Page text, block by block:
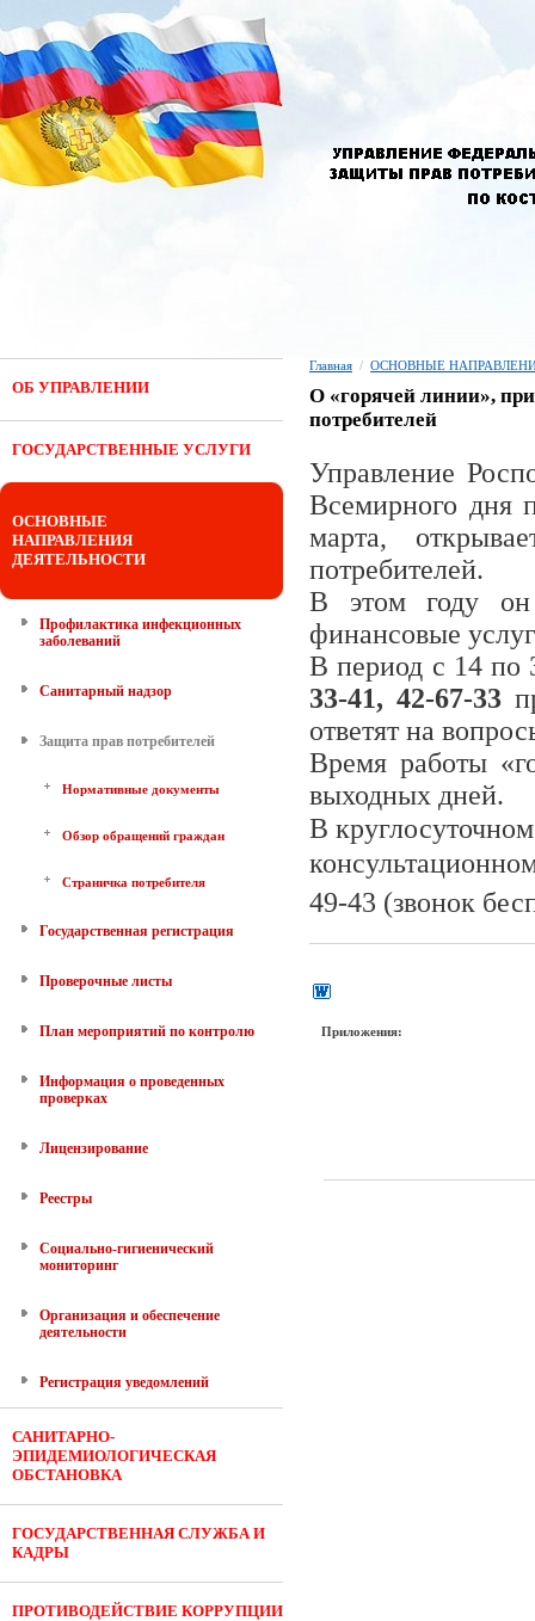
ОБ УПРАВЛЕНИИ
ГОСУДАРСТВЕННЫЕ УСЛУГИ
ОСНОВНЫЕ
НАПРАВЛЕНИЯ
ДЕЯТЕЛЬНОСТИ
Профилактика инфекционных
заболеваний
Санитарный надзор
Защита прав потребителей
Нормативные документы
Обзор обращений граждан
Страничка потребителя
Государственная регистрация
Проверочные листы
План мероприятий по контролю
Информация о проведенных
проверках
Лицензирование
Реестры
Социально-гигиенический
мониторинг
Организация и обеспечение
деятельности
Регистрация уведомлений
САНИТАРНО-
ЭПИДЕМИОЛОГИЧЕСКАЯ
ОБСТАНОВКА
ГОСУДАРСТВЕННАЯ СЛУЖБА И
КАДРЫ
ПРОТИВОДЕЙСТВИЕ КОРРУПЦИИ
Главная / ОСНОВНЫЕ
О «горячей линии»,
потребителей
Управление
Всемирного дня
марта,
потребителей.
В этом году он
финансовые
В период с 14 по
33-41, 42-67-33
ответят на
Время работы
выходных дней.
В
49-43 (звонок
Приложения: